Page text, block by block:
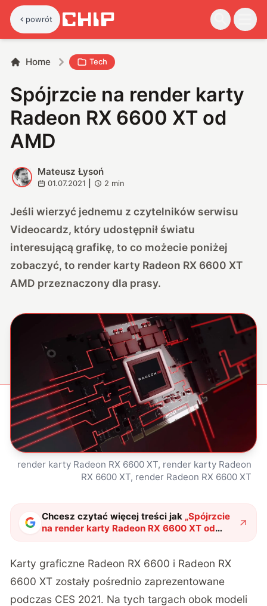
powrót
Home Tech
Spójrzcie na render karty
Radeon RX 6600 XT od
AMD
M
Mateusz Łysoń
01.07.2021 2 min
Jeśli wierzyć jednemu z czytelników serwisu
Videocardz, który udostępnił światu
interesującą grafikę, to co możecie poniżej
zobaczyć, to render karty Radeon RX 6600 XT
AMD przeznaczony dla prasy.
render karty Radeon RX 6600 XT, render karty Radeon
RX 6600 XT, render Radeon RX 6600 XT
Chcesz czytać więcej treści jak „Spójrzcie
na render karty Radeon RX 6600 XT od
AMD"?
Karty graficzne Radeon RX 6600 i Radeon RX
6600 XT zostały pośrednio zaprezentowane
podczas CES 2021. Na tych targach obok modeli